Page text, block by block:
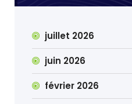
juillet 2026
juin 2026
février 2026